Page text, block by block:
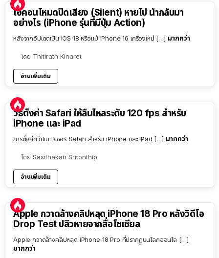
ไอคอนโหมดปิดเสียง (Silent) หายไป นำกลับมา
อย่างไร (iPhone รุ่นที่มีปุ่ม Action)
หลังจากอัปเดตเป็น iOS 18 หรือแม้ iPhone 16 เครื่องใหม่ […] มากกว่า
โดย Thitirath Kinaret
อ่านเพิ่มเติม
วิธีตั้งค่า Safari ให้ลื่นไหลระดับ 120 fps สำหรับ
iPhone และ iPad
การตั้งค่าเว็ปเบาว์เซอร์ Safari สำหรับ iPhone และ iPad […] มากกว่า
โดย Sasithakan Sritonthip
อ่านเพิ่มเติม
Apple กวาดล้างคลิปหลุด iPhone 18 Pro หลังวิดีโอ
Drop Test ปลิวหายจากสื่อโซเชียล
Apple กวาดล้างคลิปหลุด iPhone 18 Pro ที่ปรากฏบนโลกออนไล […]
มากกว่า